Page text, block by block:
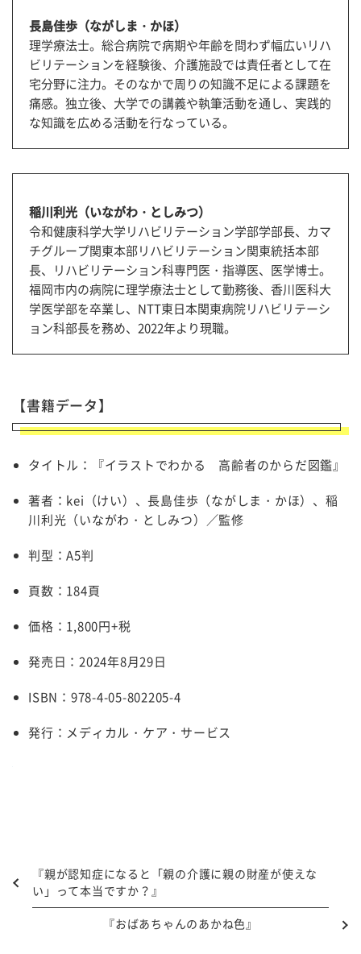
長島佳歩（ながしま・かほ）
理学療法士。総合病院で病期や年齢を問わず幅広いリハ
ビリテーションを経験後、介護施設では責任者として在
宅分野に注力。そのなかで周りの知識不足による課題を
痛感。独立後、大学での講義や執筆活動を通し、実践的
な知識を広める活動を行なっている。
稲川利光（いながわ・としみつ）
令和健康科学大学リハビリテーション学部学部長、カマ
チグループ関東本部リハビリテーション関東統括本部
長、リハビリテーション科専門医・指導医、医学博士。
福岡市内の病院に理学療法士として勤務後、香川医科大
学医学部を卒業し、NTT東日本関東病院リハビリテーシ
ョン科部長を務め、2022年より現職。
【書籍データ】
タイトル：『イラストでわかる 高齢者のからだ図鑑』
著者：kei（けい）、長島佳歩（ながしま・かほ）、稲
川利光（いながわ・としみつ）／監修
判型：A5判
頁数：184頁
価格：1,800円+税
発売日：2024年8月29日
ISBN：978-4-05-802205-4
発行：メディカル・ケア・サービス
『親が認知症になると「親の介護に親の財産が使えな
い」って本当ですか？』
『おばあちゃんのあかね色』